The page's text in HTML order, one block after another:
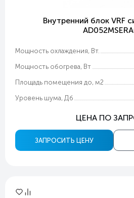
Внутренний блок VRF
Мощность охлаждения, Вт.
Мощность обогрева, Вт
Площадь помещения до, м2
Уровень шума, Дб
ЦЕНА ПО
ЗАПРОСИТЬ ЦЕНУ